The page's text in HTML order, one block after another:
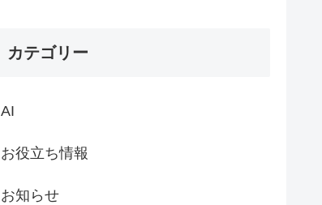
カテゴリー
AI
お役立ち情報
お知らせ